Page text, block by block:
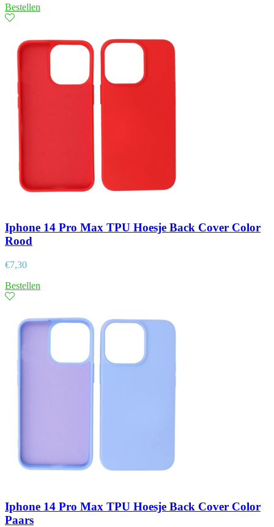
Bestellen
Iphone 14 Pro Max TPU Hoesje Back Cover Color
Rood
€7,30
Bestellen
Iphone 14 Pro Max TPU Hoesje Back Cover Color
Paars